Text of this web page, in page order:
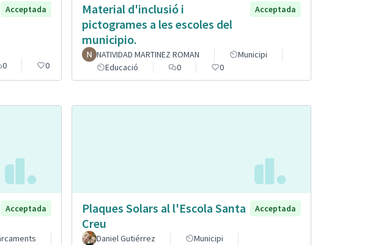
Acceptada
0 0
Material d'inclusió i
pictogrames a les escoles del
municipio.
Acceptada
NATIVIDAD MARTINEZ ROMAN
Municipi
Educació
0 0
Acceptada
Plaques Solars al l'Escola Santa
Creu
Acceptada
Daniel Gutiérrez
Municipi